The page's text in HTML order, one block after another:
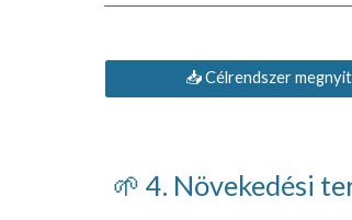
📥 Célrendszer
🌱 4. Növekedési